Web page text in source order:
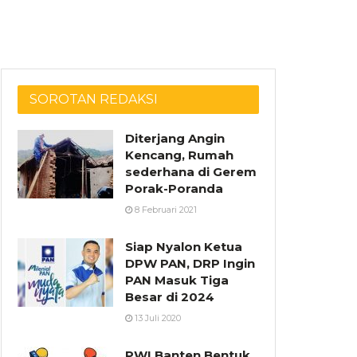
SOROTAN REDAKSI
Diterjang Angin
Kencang, Rumah
sederhana di Gerem
Porak-Poranda
8 Februari 2021
Siap Nyalon Ketua
DPW PAN, DRP Ingin
PAN Masuk Tiga
Besar di 2024
13 Juli 2020